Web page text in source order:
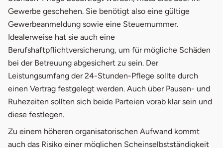
Gewerbe geschehen. Sie benötigt also eine gültige
Gewerbeanmeldung sowie eine Steuernummer.
Idealerweise hat sie auch eine
Berufshaftpflichtversicherung, um für mögliche Schäden
bei der Betreuung abgesichert zu sein. Der
Leistungsumfang der 24-Stunden-Pflege sollte durch
einen Vertrag festgelegt werden. Auch über Pausen- und
Ruhezeiten sollten sich beide Parteien vorab klar sein und
diese festlegen.
Zu einem höheren organisatorischen Aufwand kommt
auch das Risiko einer möglichen Scheinselbstständigkeit